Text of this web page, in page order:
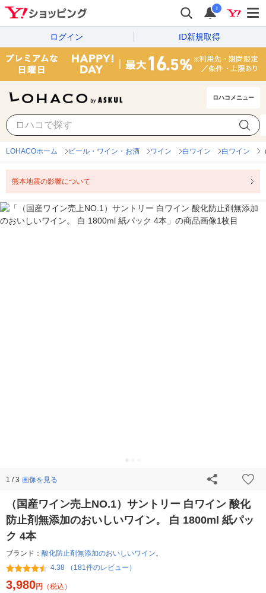
i
ログイン ID新規取得
ロハコメニュー
LOHACOホーム ビール・ワイン・お酒 ワイン 白ワイン 白ワイン
熊本地震の影響について
1 / 3 画像を見る
（国産ワイン売上NO.1）サントリー 白ワイン 酸化
防止剤無添加のおいしいワイン。 白 1800ml 紙パッ
ク 4本
ブランド： 酸化防止剤無添加のおいしいワイン。
4.38 （181件のレビュー）
3,980円
（税込）